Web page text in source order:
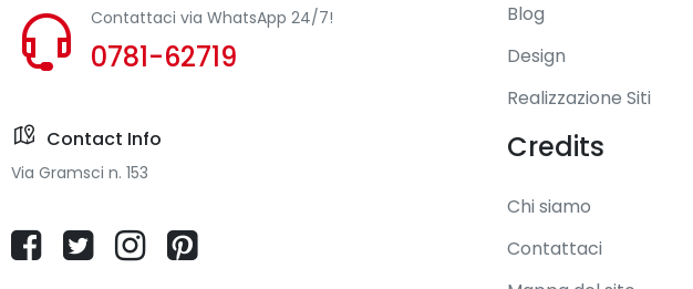
Contattaci via WhatsApp 24/7!
0781-62719
Contact Info
Via Gramsci n. 153
Blog
Design
Realizzazione Siti
Credits
Chi siamo
Contattaci